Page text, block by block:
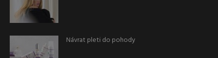
Návrat pleti do pohody